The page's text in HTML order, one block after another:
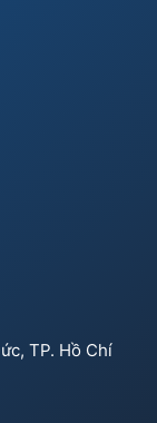
TP. Hồ Chí